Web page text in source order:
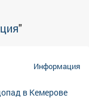
"
Информация